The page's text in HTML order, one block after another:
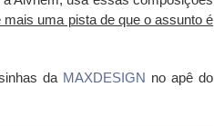
mais uma pista de que o assunto é
da MAXDESIGN no apê do